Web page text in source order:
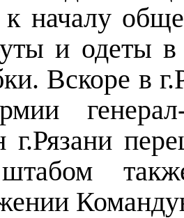
началу
и одеты в
Вскоре в
г.Рязани